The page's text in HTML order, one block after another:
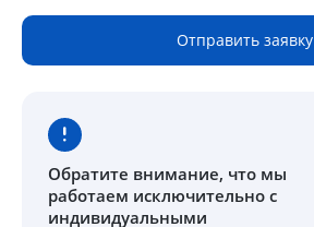
Отправить заявку
Обратите внимание, что мы
работаем исключительно с
индивидуальными